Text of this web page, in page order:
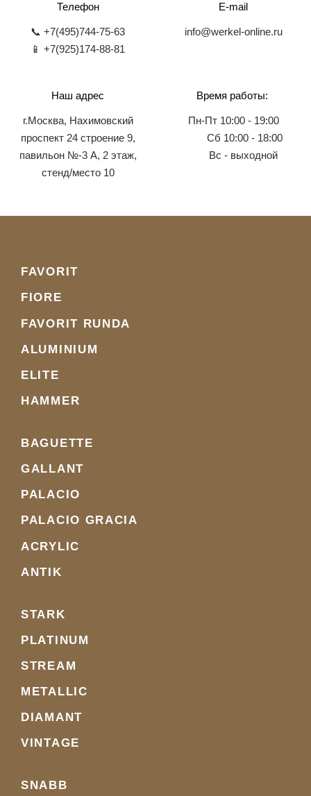
Телефон
📞 +7(495)744-75-63
📱 +7(925)174-88-81
E-mail
info@werkel-online.ru
Наш адрес
г.Москва, Нахимовский
проспект 24 строение 9,
павильон №-3 А, 2 этаж,
стенд/место 10
Время работы:
Пн-Пт 10:00 - 19:00
Сб 10:00 - 18:00
Вс - выходной
FAVORIT
FIORE
FAVORIT RUNDA
ALUMINIUM
ELITE
HAMMER
BAGUETTE
GALLANT
PALACIO
PALACIO GRACIA
ACRYLIC
ANTIK
STARK
PLATINUM
STREAM
METALLIC
DIAMANT
VINTAGE
SNABB